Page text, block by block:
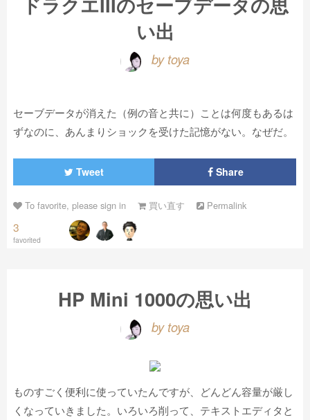
い出
by toya
セーブデータが消えた（例の音と共に）ことは何度もあるは
ずなのに、あんまりショックを受けた記憶がない。なぜだ。
Tweet Share
To favorite, please sign in 買い直す Permalink
3
favorited
HP Mini 1000の思い出
by toya
ものすごく便利に使っていたんですが、どんどん容量が厳し
くなっていきました。いろいろ削って、テキストエディタと